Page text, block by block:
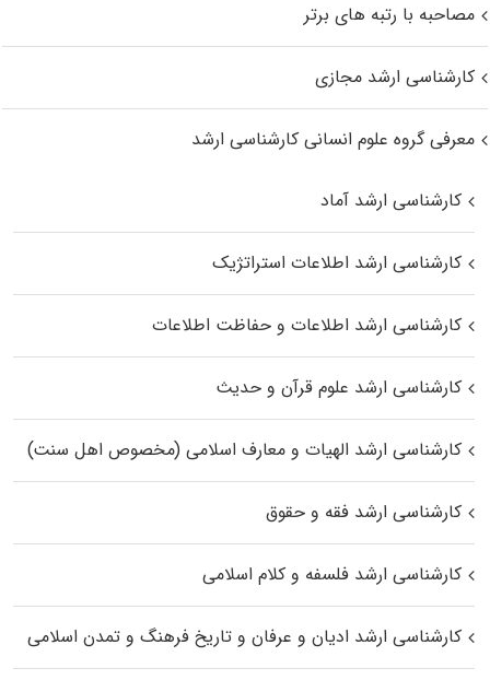
مصاحبه با رتبه های برتر
کارشناسی ارشد مجازی
معرفی گروه علوم انسانی کارشناسی ارشد
کارشناسی ارشد آماد
کارشناسی ارشد اطلاعات استراتژیک
کارشناسی ارشد اطلاعات و حفاظت اطلاعات
کارشناسی ارشد علوم قرآن و حدیث
کارشناسی ارشد الهیات و معارف اسلامی (مخصوص اهل سنت)
کارشناسی ارشد فقه و حقوق
کارشناسی ارشد فلسفه و کلام اسلامی
کارشناسی ارشد ادیان و عرفان و تاریخ فرهنگ و تمدن اسلامی